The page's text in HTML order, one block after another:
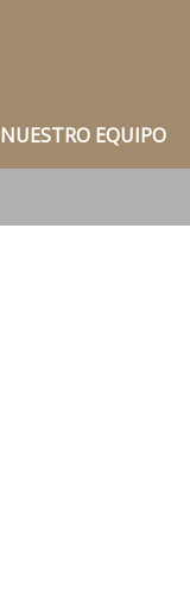
NUESTRO EQUIPO